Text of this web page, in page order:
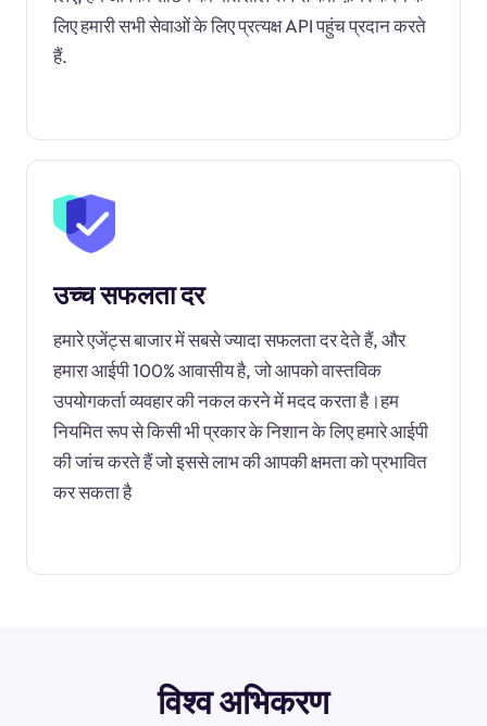
लिए हमारी सभी सेवाओं के लिए प्रत्यक्ष API पहुंच प्रदान करते
हैं.
उच्च सफलता दर
हमारे एजेंट्स बाजार में सबसे ज्यादा सफलता दर देते हैं, और
हमारा आईपी 100% आवासीय है, जो आपको वास्तविक
उपयोगकर्ता व्यवहार की नकल करने में मदद करता है।हम
नियमित रूप से किसी भी प्रकार के निशान के लिए हमारे आईपी
की जांच करते हैं जो इससे लाभ की आपकी क्षमता को प्रभावित
कर सकता है
विश्व अभिकरण